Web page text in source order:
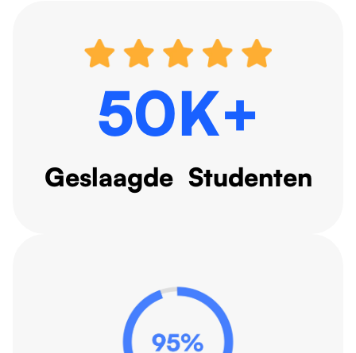
50K+
Geslaagde Studenten